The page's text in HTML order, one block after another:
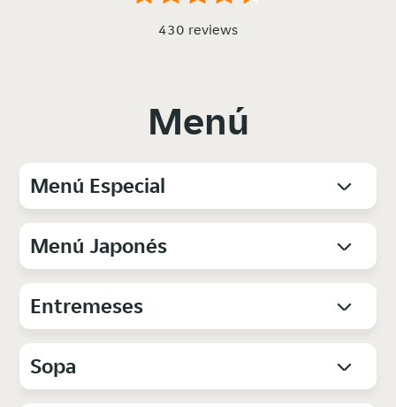
430 reviews
Menú
Menú Especial
Menú Japonés
Entremeses
Sopa